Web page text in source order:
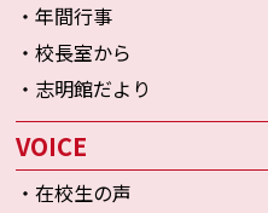
・年間行事
・校長室から
・志明館だより
VOICE
・在校生の声